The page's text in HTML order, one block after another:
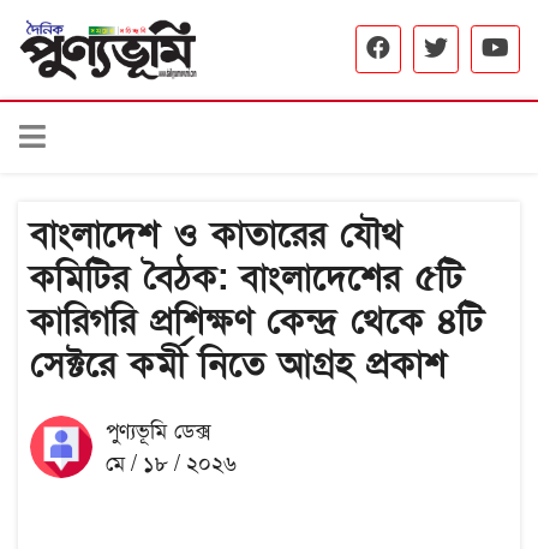
বাংলাদেশ ও কাতারের যৌথ
কমিটির বৈঠক: বাংলাদেশের ৫টি
কারিগরি প্রশিক্ষণ কেন্দ্র থেকে ৪টি
সেক্টরে কর্মী নিতে আগ্রহ প্রকাশ
পুণ্যভূমি ডেক্স
মে / ১৮ / ২০২৬